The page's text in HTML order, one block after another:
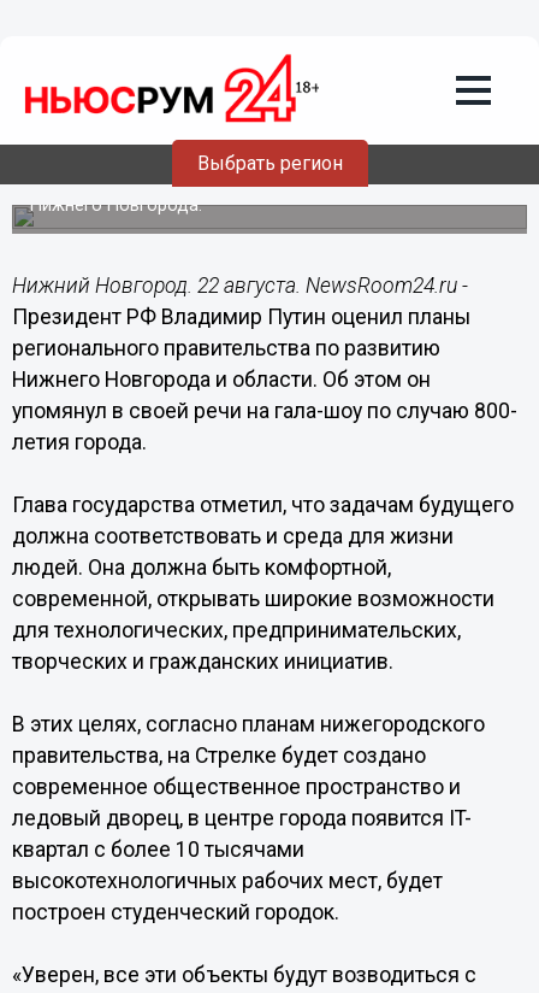
Выбрать регион
Владимир Путин оценил планы
нижегородского правительства по
развитию города
21 августа президент выступил с речью на юбилее
Нижнего Новгорода.
Нижний Новгород. 22 августа. NewsRoom24.ru -
Президент РФ Владимир Путин оценил планы
регионального правительства по развитию
Нижнего Новгорода и области. Об этом он
упомянул в своей речи на гала-шоу по случаю 800-
летия города.
Глава государства отметил, что задачам будущего
должна соответствовать и среда для жизни
людей. Она должна быть комфортной,
современной, открывать широкие возможности
для технологических, предпринимательских,
творческих и гражданских инициатив.
В этих целях, согласно планам нижегородского
правительства, на Стрелке будет создано
современное общественное пространство и
ледовый дворец, в центре города появится IT-
квартал с более 10 тысячами
высокотехнологичных рабочих мест, будет
построен студенческий городок.
«Уверен, все эти объекты будут возводиться с